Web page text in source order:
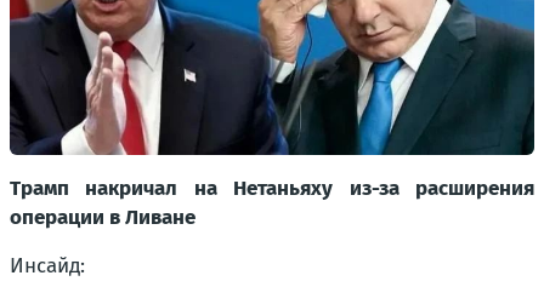
Трамп накричал на Нетаньяху из-за расширения
операции в Ливане
Инсайд: